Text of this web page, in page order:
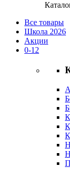
Все товары
Школа 2026
Акции
0-12